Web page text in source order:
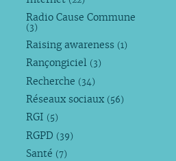
Radio Cause Commune
(3)
Raising awareness (1)
Rançongiciel (3)
Recherche (34)
Réseaux sociaux (56)
RGI (5)
RGPD (39)
Santé (7)